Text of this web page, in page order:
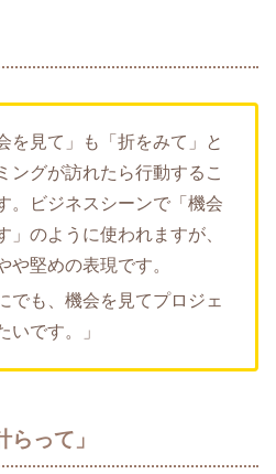
を見て」も「折をみて」と
ングが訪れたら行動するこ
。ビジネスシーンで「機会
」のように使われますが、
や堅めの表現です。
でも、機会を見てプロジェ
いです。」
って」